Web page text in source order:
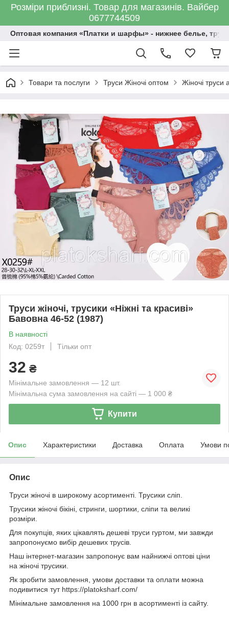
Розміри приблизні. Товар для магазинів. Вайбер
0677744509
Оптовая компания «Платки и шарфы» - нижнее белье,
Товари та послуги Труси Жіночі оптом Жіночі труси
Труси жіночі, трусики «Ніжні та красиві»
Бавовна 46-52 (1987)
В наявності
Код: 0259т
Тільки опт
32 ₴
Мінімальне замовлення — 12 шт.
Мінімальна сума замовлення на сайті — 1 000 ₴
Купити
Опис Характеристики Доставка Оплата Умови
Опис
Труси жіночі в широкому асортименті. Трусики сліп.
Трусики жіночі бікіні, стринги, шортики, сліпи та великі
розміри.
Для покупців, яких цікавлять дешеві труси гуртом, ми завжди
запропонуємо вибір дешевих трусів.
Наш інтернет-магазин запропонує вам найнижчі оптові ціни
на жіночі трусики.
Як зробити замовлення, умови доставки та оплати можна
подивитися тут https://platoksharf.com/
Мінімальне замовлення на 1000 грн в асортименті із сайту.